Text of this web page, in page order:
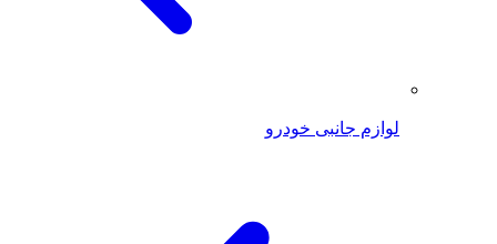
لوازم جانبی خودرو